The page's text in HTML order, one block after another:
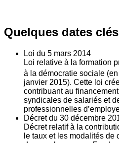
Quelques dates clés
Loi du 5 mars 2014
Loi relative à la formation
à la démocratie sociale
janvier 2015). Cette loi
contribuant au
syndicales de salariés et
professionnelles
Décret du 30 décembre
Décret relatif à la
le taux et les modalités de